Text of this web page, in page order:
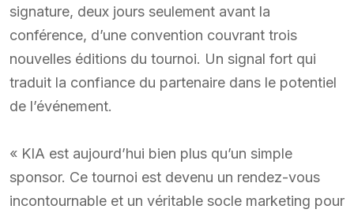
signature, deux jours seulement avant la
conférence, d’une convention couvrant trois
nouvelles éditions du tournoi. Un signal fort qui
traduit la confiance du partenaire dans le potentiel
de l’événement.
« KIA est aujourd’hui bien plus qu’un simple
sponsor. Ce tournoi est devenu un rendez-vous
incontournable et un véritable socle marketing pour